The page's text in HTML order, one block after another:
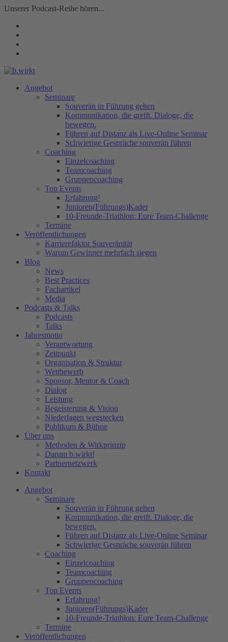
Unserer Podcast-Reihe hören...
Angebot
Seminare
Souverän in Führung gehen
Kommunikation, die greift. Dialoge, die
bewegen.
Führen auf Distanz als Live-Online Seminar
Schwierige Gespräche souverän führen
Coaching
Einzelcoaching
Teamcoaching
Gruppencoaching
Top Events
Erfahrung²
Junioren(Führungs)Kader
10-Freunde-Triathlon: Eure Team-Challenge
Termine
Veröffentlichungen
Karrierefaktor Souveränität
Warum Gewinner mehrfach siegen
Blog
News
Best Practices
Fachartikel
Media
Podcasts & Talks
Podcasts
Talks
Jahresmotto
Verantwortung
Zeitpunkt
Organisation & Struktur
Wettbewerb
Sponsor, Mentor & Coach
Dialog
Leistung
Begeisterung & Vision
Niederlagen wegstecken
Publikum & Bühne
Über uns
Methoden & Wirkprinzip
Darum b.wirkt!
Partnernetzwerk
Kontakt
Angebot
Seminare
Souverän in Führung gehen
Kommunikation, die greift. Dialoge, die
bewegen.
Führen auf Distanz als Live-Online Seminar
Schwierige Gespräche souverän führen
Coaching
Einzelcoaching
Teamcoaching
Gruppencoaching
Top Events
Erfahrung²
Junioren(Führungs)Kader
10-Freunde-Triathlon: Eure Team-Challenge
Termine
Veröffentlichungen